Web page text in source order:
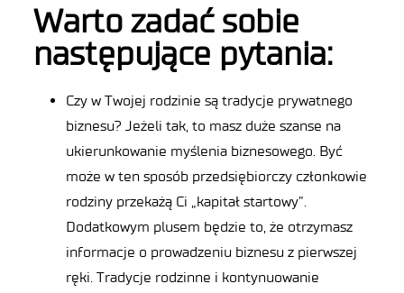
Warto zadać sobie
następujące pytania:
Czy w Twojej rodzinie są tradycje prywatnego
biznesu? Jeżeli tak, to masz duże szanse na
ukierunkowanie myślenia biznesowego. Być
może w ten sposób przedsiębiorczy członkowie
rodziny przekażą Ci „kapitał startowy”.
Dodatkowym plusem będzie to, że otrzymasz
informacje o prowadzeniu biznesu z pierwszej
ręki. Tradycje rodzinne i kontynuowanie